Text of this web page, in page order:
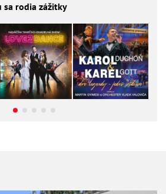
sa rodia zážitky